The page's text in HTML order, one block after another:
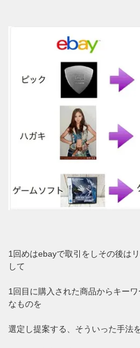
1回めはebayで取引をしその後は
して
1回目に購入された商品からキー
なものを
選定し提案する、そういった手法